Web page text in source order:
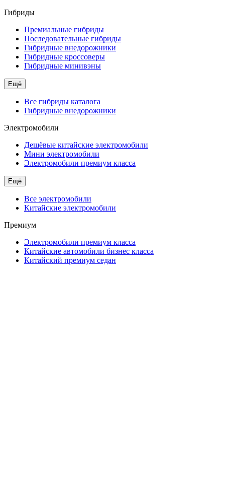
Гибриды
Премиальные гибриды
Последовательные гибриды
Гибридные внедорожники
Гибридные кроссоверы
Гибридные минивэны
Ещё
Все гибриды каталога
Гибридные внедорожники
Электромобили
Дешёвые китайские электромобили
Мини электромобили
Электромобили премиум класса
Ещё
Все электромобили
Китайские электромобили
Премиум
Электромобили премиум класса
Китайские автомобили бизнес класса
Китайский премиум седан